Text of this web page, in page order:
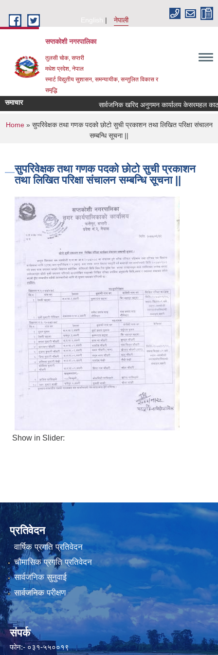
English
नेपाली
सप्तकोशी नगरपालिका
तुलसी चोक, सप्तरी
मधेश प्रदेश, नेपाल
स्मार्ट विद्युतीय सुशासन, समन्यायीक, सन्तुलित विकास र
समृद्धि
समाचार सार्वजनिक खरिद अनुगमन कार्यालय केसरमहल
You are here
Home» सुपरिवेक्षक तथा गणक पदको छोटो सुची प्रकाशन तथा लिखित परिक्षा संचालन
सम्बन्धि सूचना ||
सुपरिवेक्षक तथा गणक पदको छोटो सुची प्रकाशन
तथा लिखित परिक्षा संचालन सम्बन्धि सूचना ||
Show in Slider:
प्रतिवेदन
वार्षिक प्रगति प्रतिवेदन
चौमासिक प्रगति प्रतिवेदन
सार्वजनिक सुनुवाई
सार्वजनिक परीक्षण
संपर्क
फोन:- ०३१-५५००१९